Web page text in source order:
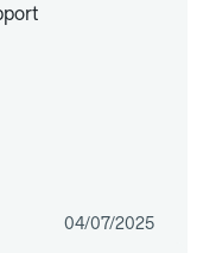
04/07/2025